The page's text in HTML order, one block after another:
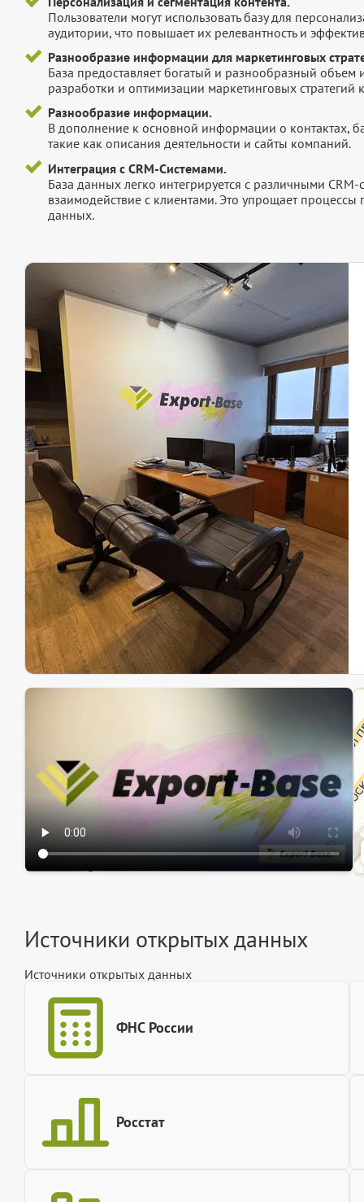
Пользователи могут использовать базу для
аудитории, что повышает их релевантность и
Разнообразие информации для маркетинговых
База предоставляет богатый и разнообразный
разработки и оптимизации маркетинговых стратегий
Разнообразие информации.
В дополнение к основной информации о контактах,
такие как описания деятельности и сайты компаний.
Интеграция с CRM-Системами.
База данных легко интегрируется с различными
взаимодействие с клиентами. Это упрощает
данных.
Источники открытых данных
Источники открытых данных
ФНС России
Росстат